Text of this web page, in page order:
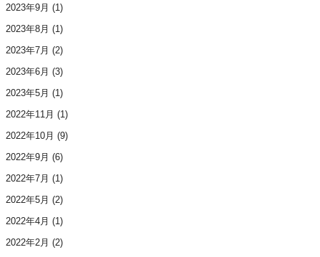
2023年9月 (1)
2023年8月 (1)
2023年7月 (2)
2023年6月 (3)
2023年5月 (1)
2022年11月 (1)
2022年10月 (9)
2022年9月 (6)
2022年7月 (1)
2022年5月 (2)
2022年4月 (1)
2022年2月 (2)